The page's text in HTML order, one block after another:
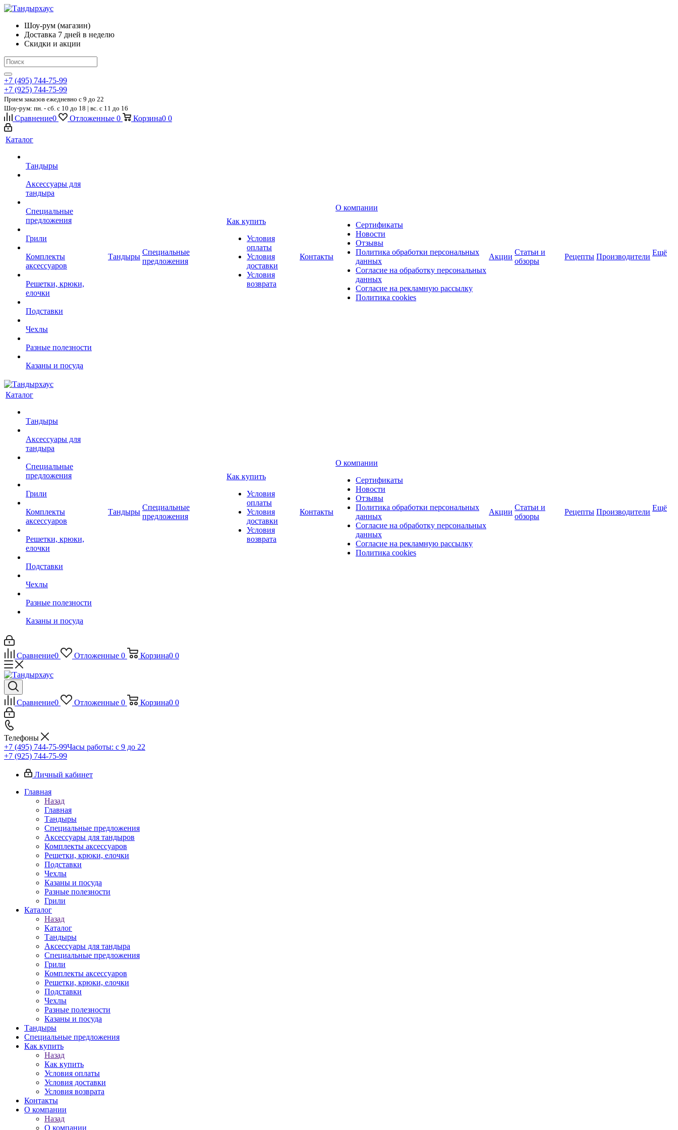
Шоу-рум (магазин)
Доставка 7 дней в неделю
Скидки и акции
+7 (495) 744-75-99
+7 (925) 744-75-99
Прием заказов ежедневно c 9 до 22
Шоу-рум: пн. - сб. с 10 до 18 | вс. с 11 до 16
Сравнение0 Отложенные 0 Корзина0 0
Каталог
Тандыры
Аксессуары для
тандыра
Специальные
предложения
Грили
Комплекты
аксессуаров
Решетки, крюки,
елочки
Подставки
Чехлы
Разные полезности
Казаны и посуда
Тандыры
Специальные
предложения
Как купить
Условия
оплаты
Условия
доставки
Условия
возврата
Контакты
О компании
Сертификаты
Новости
Отзывы
Политика обработки персональных
данных
Согласие на обработку персональных
данных
Согласие на рекламную рассылку
Политика cookies
Акции
Статьи и
обзоры
Рецепты Производители Ещё
Каталог
Тандыры
Аксессуары для
тандыра
Специальные
предложения
Грили
Комплекты
аксессуаров
Решетки, крюки,
елочки
Подставки
Чехлы
Разные полезности
Казаны и посуда
Тандыры
Специальные
предложения
Как купить
Условия
оплаты
Условия
доставки
Условия
возврата
Контакты
О компании
Сертификаты
Новости
Отзывы
Политика обработки персональных
данных
Согласие на обработку персональных
данных
Согласие на рекламную рассылку
Политика cookies
Акции
Статьи и
обзоры
Рецепты Производители Ещё
Сравнение0 Отложенные 0 Корзина0 0
Сравнение0 Отложенные 0 Корзина0 0
Телефоны
+7 (495) 744-75-99Часы работы: c 9 до 22
+7 (925) 744-75-99
Личный кабинет
Главная
Назад
Главная
Тандыры
Специальные предложения
Аксессуары для тандыров
Комплекты аксессуаров
Решетки, крюки, елочки
Подставки
Чехлы
Казаны и посуда
Разные полезности
Грили
Каталог
Назад
Каталог
Тандыры
Аксессуары для тандыра
Специальные предложения
Грили
Комплекты аксессуаров
Решетки, крюки, елочки
Подставки
Чехлы
Разные полезности
Казаны и посуда
Тандыры
Специальные предложения
Как купить
Назад
Как купить
Условия оплаты
Условия доставки
Условия возврата
Контакты
О компании
Назад
О компании